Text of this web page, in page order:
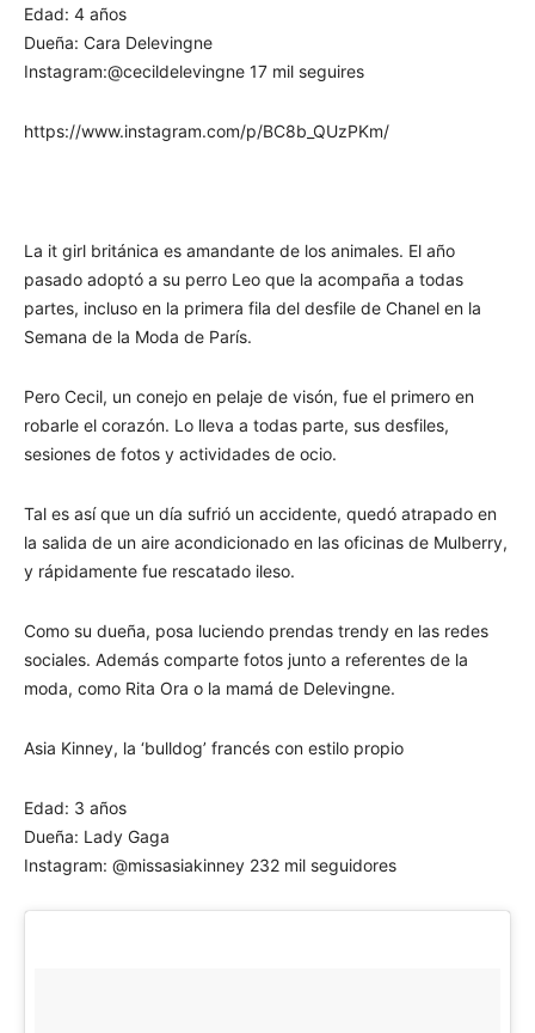
Edad: 4 años
Dueña: Cara Delevingne
Instagram:@cecildelevingne 17 mil seguires
https://www.instagram.com/p/BC8b_QUzPKm/
La it girl británica es amandante de los animales. El año
pasado adoptó a su perro Leo que la acompaña a todas
partes, incluso en la primera fila del desfile de Chanel en la
Semana de la Moda de París.
Pero Cecil, un conejo en pelaje de visón, fue el primero en
robarle el corazón. Lo lleva a todas parte, sus desfiles,
sesiones de fotos y actividades de ocio.
Tal es así que un día sufrió un accidente, quedó atrapado en
la salida de un aire acondicionado en las oficinas de Mulberry,
y rápidamente fue rescatado ileso.
Como su dueña, posa luciendo prendas trendy en las redes
sociales. Además comparte fotos junto a referentes de la
moda, como Rita Ora o la mamá de Delevingne.
Asia Kinney, la ‘bulldog’ francés con estilo propio
Edad: 3 años
Dueña: Lady Gaga
Instagram: @missasiakinney 232 mil seguidores